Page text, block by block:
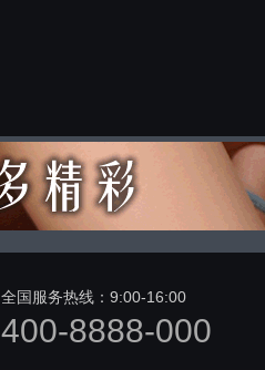
全国服务热线： 9:00-16:00
400-8888-000